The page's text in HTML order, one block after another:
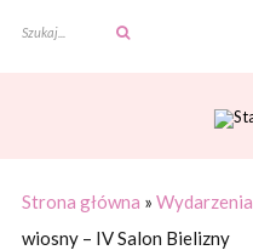
Strona główna » Wydarzenia
wiosny – IV Salon Bielizny